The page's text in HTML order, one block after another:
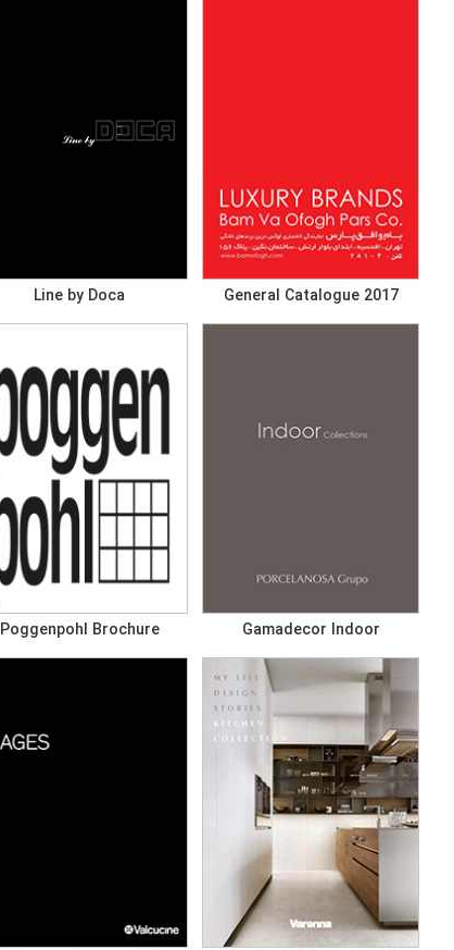
General Catalogue 2017
Line by Doca
Gamadecor Indoor
Poggenpohl Brochure